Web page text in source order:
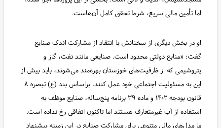
اما تأمین مالی سریع، شرط تحقق کامل آن‌هاست.
او در بخش دیگری از سخنانش با انتقاد از مشارکت اندک صنایع
گفت: «منابع دولتی محدود است. صنایعی مانند نفت، گاز و
پتروشیمی که از ظرفیت‌های خوزستان بهره‌مند می‌شوند، باید بیش از
این به مسئولیت اجتماعی خود عمل کنند. براساس بند (ع) تبصره ۸
قانون بودجه ۱۴۰۲ و ماده ۳۹ برنامه پنج‌ساله، صنایع موظف به
استفاده از آب غیرمتعارف هستند اما تاکنون اتفاقی رخ نداده است.
ما مدل‌های مالی متنوعی برای مشارکت صنایع در این زمینه پیشنهاد